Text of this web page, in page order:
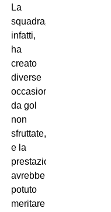
La
squadra,
infatti,
ha
creato
diverse
occasioni
da gol
non
sfruttate,
e la
prestazione
avrebbe
potuto
meritare